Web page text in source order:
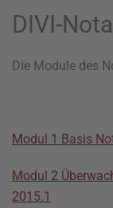
DIVI-
Die Module des
Modul 1 Basis
Modul 2
2015.1